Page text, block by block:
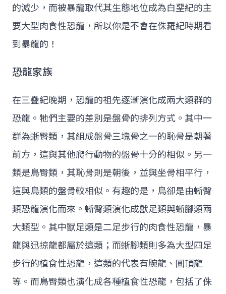
的減少，而被暴龍取代其生態地位成為白堊紀的主
要大型肉食性恐龍，所以你是不會在侏羅紀時期看
到暴龍的！
恐龍家族
在三疊紀晚期，恐龍的祖先逐漸演化成兩大類群的
恐龍。牠們主要的差別是盤骨的排列方式。其中一
群為蜥臀類，其組成盤骨三塊骨之一的恥骨是朝著
前方，這與其他爬行動物的盤骨十分的相似。另一
類是鳥臀類，其恥骨則是朝後，並與坐骨相平行，
這與鳥類的盤骨較相似。有趣的是，鳥卻是由蜥臀
類恐龍演化而來。蜥臀類演化成獸足類與蜥腳類兩
大類型。其中獸足類是二足步行的肉食性恐龍，暴
龍與迅掠龍都屬於這類；而蜥腳類則多為大型四足
步行的植食性恐龍，這類的代表有腕龍、圓頂龍
等。而鳥臀類也演化成各種植食性恐龍，包括了侏